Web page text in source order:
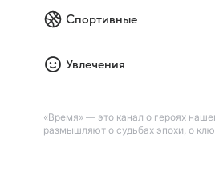
Спортивные
Увлечения
«Время» — это канал о героях
размышляют о судьбах эпохи, о